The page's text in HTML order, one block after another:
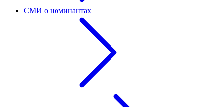
СМИ о номинантах